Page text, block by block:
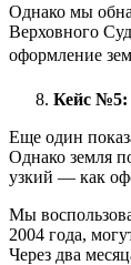
Однако мы
Верховного
оформление
Кейс №5:
Еще один
Однако земля
узкий — как
Мы
2004 года,
Через два